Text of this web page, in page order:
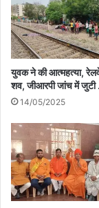
युवक ने की आत्महत्या,
शव, जीआरपी जांच में
14/05/2025